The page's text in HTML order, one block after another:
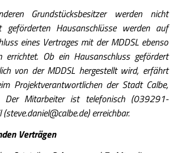
Grundstücksbesitzer werden nicht
geförderten Hausanschlüsse werden auf
eines Vertrages mit der MDDSL ebenso
errichtet. Ob ein Hausanschluss gefördert
von der MDDSL hergestellt wird, erfährt
Projektverantwortlichen der Stadt Calbe,
Der Mitarbeiter ist telefonisch (039291-
erreichbar.
Verträgen